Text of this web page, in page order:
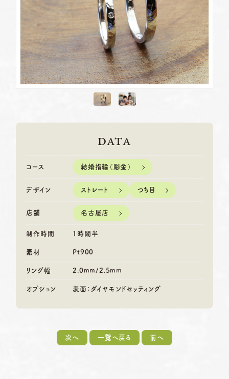
DATA
コース 結婚指輪（彫金）
デザイン ストレート つち目
店舗 名古屋店
制作時間 1時間半
素材 Pt900
リング幅 2.0mm/2.5mm
オプション 表面：ダイヤモンドセッティング
次へ 一覧へ戻る 前へ